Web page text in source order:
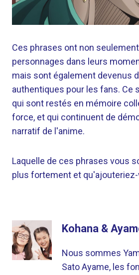
Ces phrases ont non
personnages dans leurs
mais sont également devenus
authentiques pour les fans. Ce
qui sont restés en mémoire
force, et qui continuent de
narratif de l'anime.
Laquelle de ces phrases vous
plus fortement et
Kohana &
Nous sommes
Sato Ayame, les